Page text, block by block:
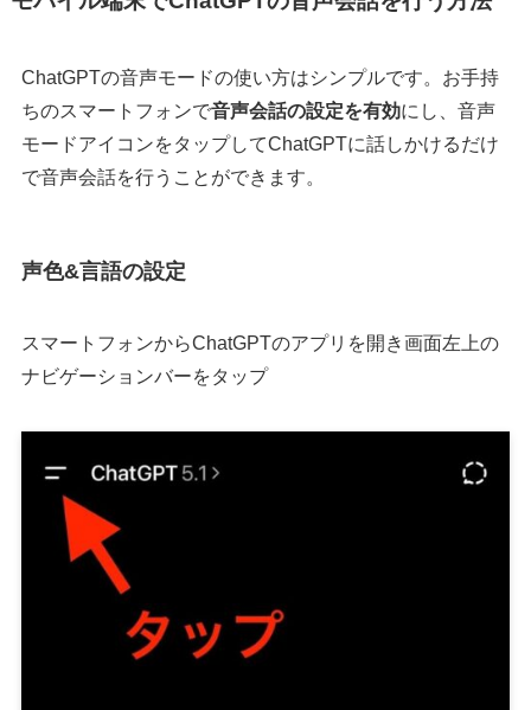
ChatGPTの音声モードの使い方はシンプルです。お手持
ちのスマートフォンで音声会話の設定を有効にし、音声
モードアイコンをタップしてChatGPTに話しかけるだけ
で音声会話を行うことができます。
声色&言語の設定
スマートフォンからChatGPTのアプリを開き画面左上の
ナビゲーションバーをタップ